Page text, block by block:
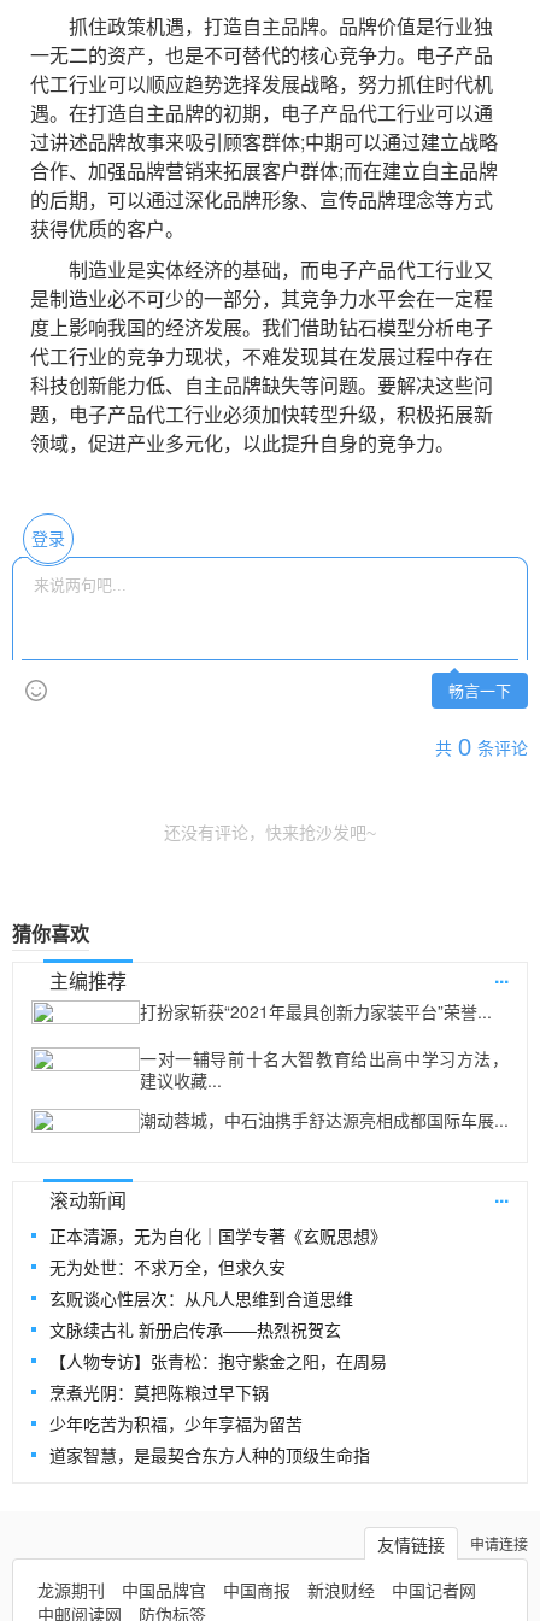
抓住政策机遇，打造自主品牌。品牌价值是行业独
一无二的资产，也是不可替代的核心竞争力。电子产品
代工行业可以顺应趋势选择发展战略，努力抓住时代机
遇。在打造自主品牌的初期，电子产品代工行业可以通
过讲述品牌故事来吸引顾客群体;中期可以通过建立战略
合作、加强品牌营销来拓展客户群体;而在建立自主品牌
的后期，可以通过深化品牌形象、宣传品牌理念等方式
获得优质的客户。
制造业是实体经济的基础，而电子产品代工行业又
是制造业必不可少的一部分，其竞争力水平会在一定程
度上影响我国的经济发展。我们借助钻石模型分析电子
代工行业的竞争力现状，不难发现其在发展过程中存在
科技创新能力低、自主品牌缺失等问题。要解决这些问
题，电子产品代工行业必须加快转型升级，积极拓展新
领域，促进产业多元化，以此提升自身的竞争力。
登录
畅言一下
共 0 条评论
还没有评论，快来抢沙发吧~
猜你喜欢
主编推荐
...
打扮家斩获“2021年最具创新力家装平台”荣誉...
一对一辅导前十名大智教育给出高中学习方法，
建议收藏...
潮动蓉城，中石油携手舒达源亮相成都国际车展...
滚动新闻 ...
正本清源，无为自化｜国学专著《玄贶思想》
无为处世：不求万全，但求久安
玄贶谈心性层次：从凡人思维到合道思维
文脉续古礼 新册启传承——热烈祝贺玄
【人物专访】张青松：抱守紫金之阳，在周易
烹煮光阴：莫把陈粮过早下锅
少年吃苦为积福，少年享福为留苦
道家智慧，是最契合东方人种的顶级生命指
申请连接
友情链接
龙源期刊
中国品牌官 中国商报 新浪财经
中国记者网
中邮阅读网
防伪标签